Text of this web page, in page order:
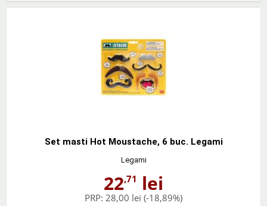
Set masti Hot Moustache, 6 buc. Legami
Legami
22,71 lei
PRP: 28,00 lei (-18,89%)